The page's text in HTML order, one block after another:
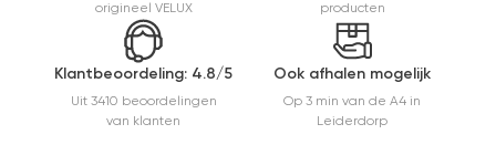
origineel VELUX
producten
Klantbeoordeling: 4.8/5
Uit 3410 beoordelingen
van klanten
Ook afhalen mogelijk
Op 3 min van de A4 in
Leiderdorp